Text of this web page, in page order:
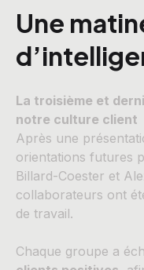
Une
La troisième et
notre culture client
Après une
orientations futures
Billard-Coester et
collaborateurs ont
de travail.
Chaque groupe a